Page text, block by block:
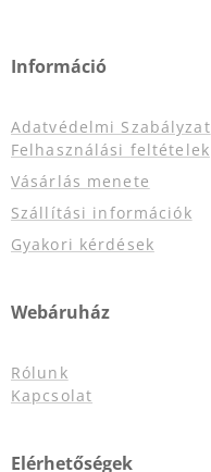
Információ
Adatvédelmi Szabályzat
Felhasználási feltételek
Vásárlás menete
Szállítási információk
Gyakori kérdések
Webáruház
Rólunk
Kapcsolat
Elérhetőségek